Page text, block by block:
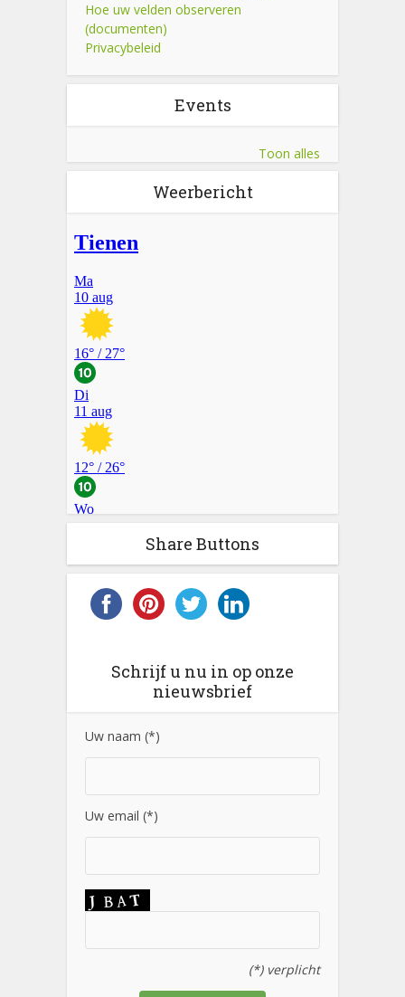
Hoe uw velden observeren
(documenten)
Privacybeleid
Events
Toon alles
Weerbericht
Share Buttons
Schrijf u nu in op onze
nieuwsbrief
Uw naam (*)
Uw email (*)
(*) verplicht